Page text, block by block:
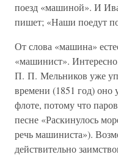
поезд «машиной». И
пишет; «Наши поедут
От слова «машина»
«машинист».
П. П. Мельников уже
времени (1851 год) оно
флоте, потому что
песне «Раскинулось
речь машиниста»).
действительно